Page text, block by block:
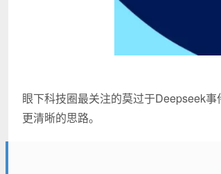
眼下科技圈最关注的莫过于Deepseek
更清晰的思路。